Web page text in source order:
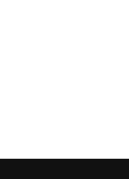
di mercato più
al verificarsi di